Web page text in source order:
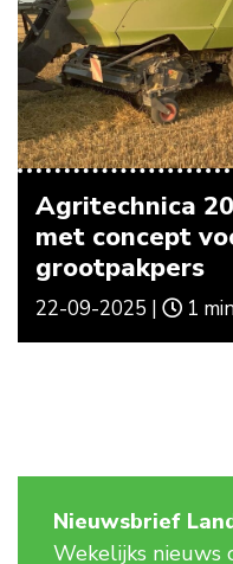
Agritechnica
met concept
grootpakpers
22-09-2025 | 1
Nieuwsbrief
Wekelijks nieuws